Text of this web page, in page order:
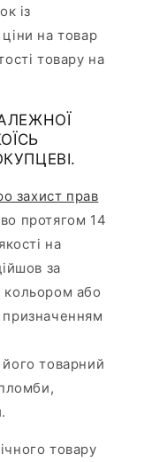
із
на товар
товару на
захист прав
протягом 14
на
за
або
товарний
товару